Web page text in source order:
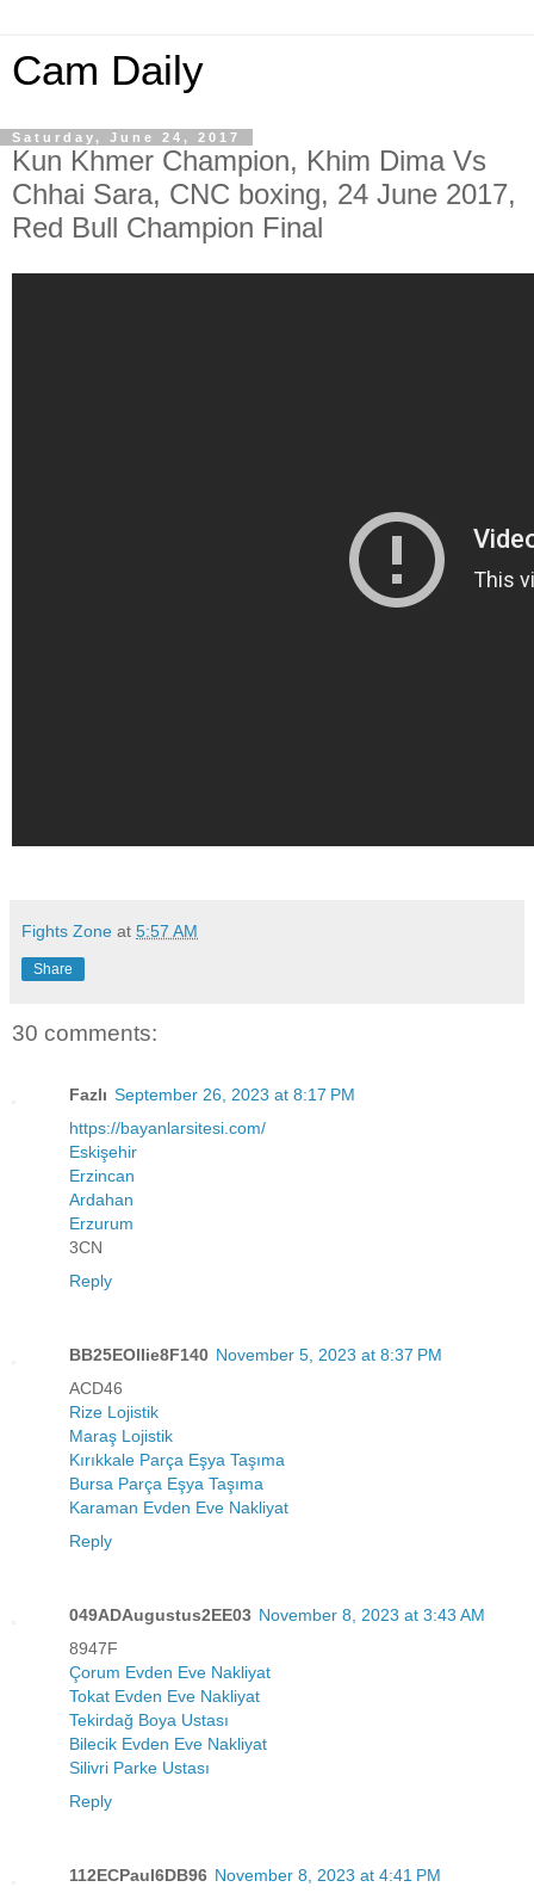
Cam Daily
Saturday, June 24, 2017
Kun Khmer Champion, Khim Dima Vs
Chhai Sara, CNC boxing, 24 June 2017,
Red Bull Champion Final
Fights Zone at 5:57 AM
Share
30 comments:
Fazlı September 26, 2023 at 8:17 PM
https://bayanlarsitesi.com/
Eskişehir
Erzincan
Ardahan
Erzurum
3CN
Reply
BB25EOllie8F140 November 5, 2023 at 8:37 PM
ACD46
Rize Lojistik
Maraş Lojistik
Kırıkkale Parça Eşya Taşıma
Bursa Parça Eşya Taşıma
Karaman Evden Eve Nakliyat
Reply
049ADAugustus2EE03 November 8, 2023 at 3:43 AM
8947F
Çorum Evden Eve Nakliyat
Tokat Evden Eve Nakliyat
Tekirdağ Boya Ustası
Bilecik Evden Eve Nakliyat
Silivri Parke Ustası
Reply
112ECPaul6DB96 November 8, 2023 at 4:41 PM